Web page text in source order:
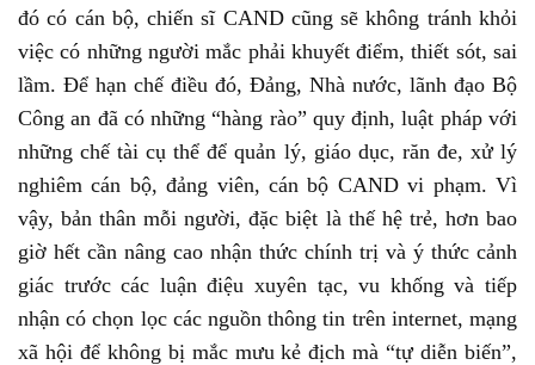
đó có cán bộ, chiến sĩ CAND cũng sẽ không tránh khỏi
việc có những người mắc phải khuyết điểm, thiết sót, sai
lầm. Để hạn chế điều đó, Đảng, Nhà nước, lãnh đạo Bộ
Công an đã có những “hàng rào” quy định, luật pháp với
những chế tài cụ thể để quản lý, giáo dục, răn đe, xử lý
nghiêm cán bộ, đảng viên, cán bộ CAND vi phạm. Vì
vậy, bản thân mỗi người, đặc biệt là thế hệ trẻ, hơn bao
giờ hết cần nâng cao nhận thức chính trị và ý thức cảnh
giác trước các luận điệu xuyên tạc, vu khống và tiếp
nhận có chọn lọc các nguồn thông tin trên internet, mạng
xã hội để không bị mắc mưu kẻ địch mà “tự diễn biến”,